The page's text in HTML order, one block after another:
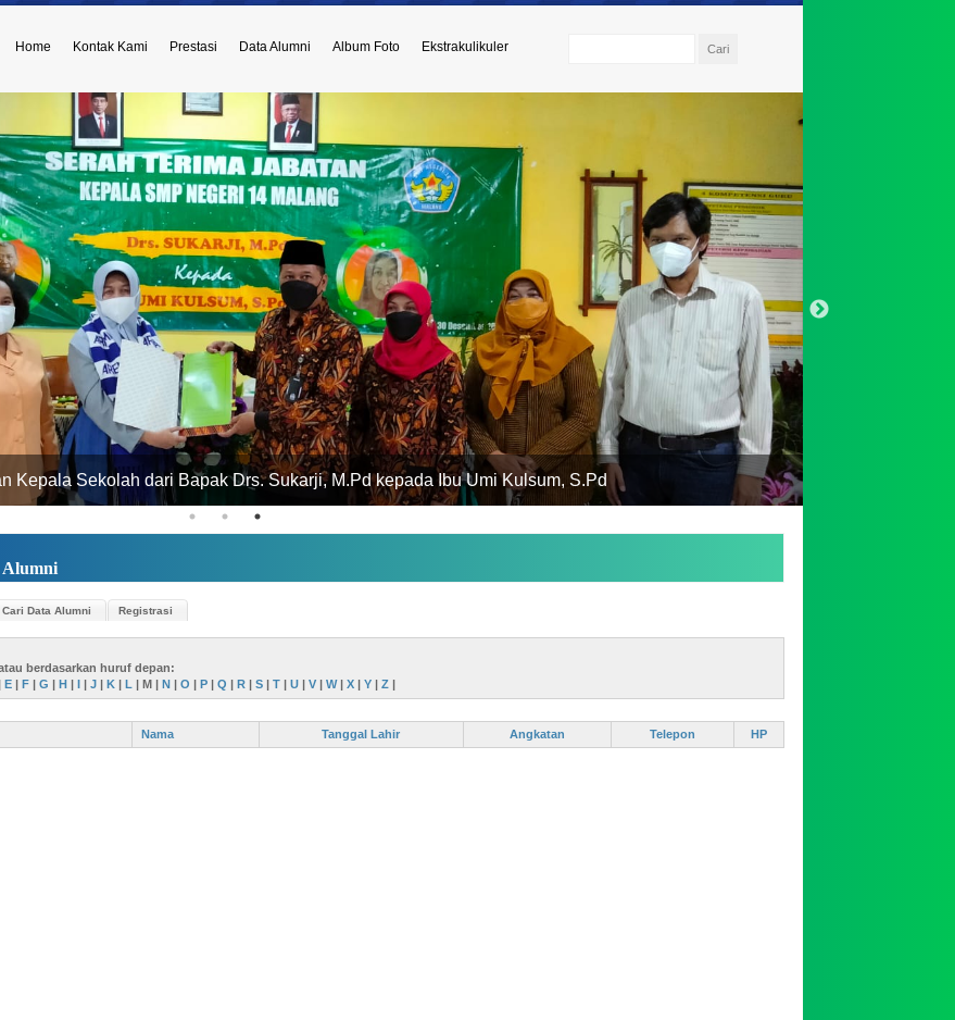
Home Kontak Kami Prestasi Data Alumni Album Foto Ekstrakulikuler
Kepala Sekolah dari Bapak Drs. Sukarji, M.Pd kepada Ibu Umi Kulsum, S.Pd
Alumni
Cari Data Alumni Registrasi
berdasarkan huruf depan:
E| F| G | H| I| J| K| L | M| N| O | P| Q | R| S| T| U| V| W| X| Y| Z|
Nama Tanggal Lahir Angkatan Telepon HP